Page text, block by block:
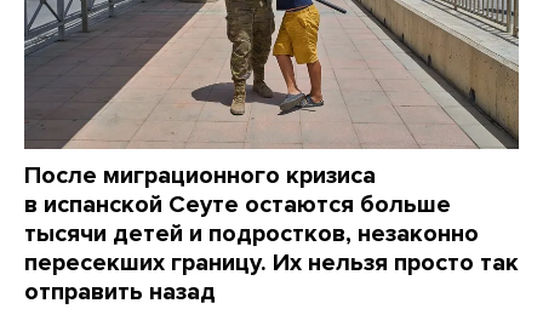
После миграционного кризиса
в испанской Сеуте остаются больше
тысячи детей и подростков, незаконно
пересекших границу. Их нельзя просто так
отправить назад